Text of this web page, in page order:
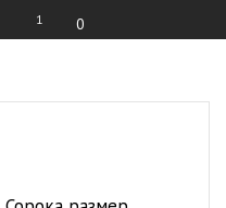
1 0